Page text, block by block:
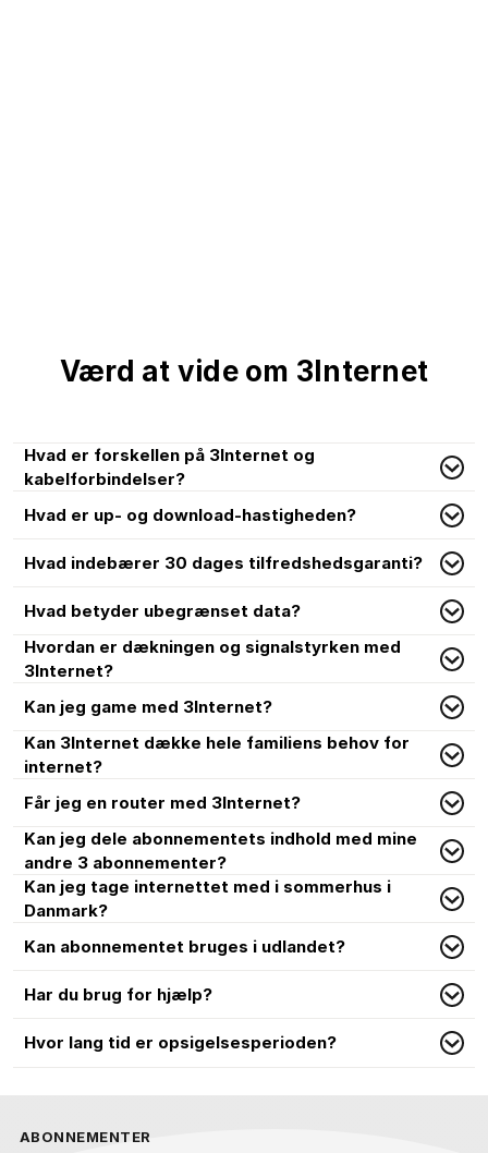
Værd at vide om 3Internet
Hvad er forskellen på 3Internet og
kabelforbindelser?
Hvad er up- og download-hastigheden?
Hvad indebærer 30 dages tilfredshedsgaranti?
Hvad betyder ubegrænset data?
Hvordan er dækningen og signalstyrken med
3Internet?
Kan jeg game med 3Internet?
Kan 3Internet dække hele familiens behov for
internet?
Får jeg en router med 3Internet?
Kan jeg dele abonnementets indhold med mine
andre 3 abonnementer?
Kan jeg tage internettet med i sommerhus i
Danmark?
Kan abonnementet bruges i udlandet?
Har du brug for hjælp?
Hvor lang tid er opsigelsesperioden?
ABONNEMENTER